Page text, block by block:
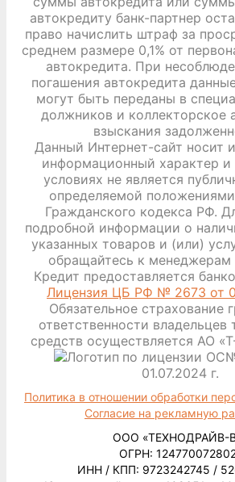
автокредиту банк-партнер
право начислить штраф за
среднем размере 0,1% от
автокредита. При
погашения автокредита
могут быть переданы в
должников и коллекторское
взыскания
Данный Интернет-сайт носит
информационный характер и
условиях не является
определяемой
Гражданского кодекса РФ.
подробной информации о
указанных товаров и (или)
обращайтесь к менеджерам
Кредит предоставляется
Лицензия ЦБ РФ № 2673 от
Обязательное страхование
ответственности владельцев
средств осуществляется АО
по лицензии
01.07.2024 г.
Политика в отношении обработки
Согласие на рекламную
ООО «ТЕХНОДРАЙВ-
ОГРН:
ИНН / КПП: 9723242745 /